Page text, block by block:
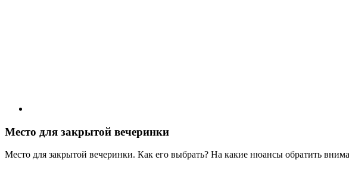
Место для закрытой вечеринки
Место для закрытой вечеринки. Как его выбрать? На какие нюансы обратить